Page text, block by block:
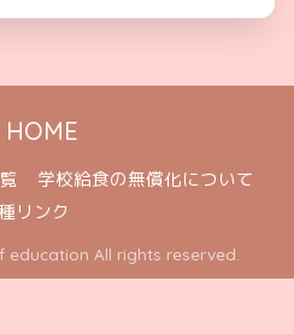
学校給食の無償化について
リンク
All rights reserved.